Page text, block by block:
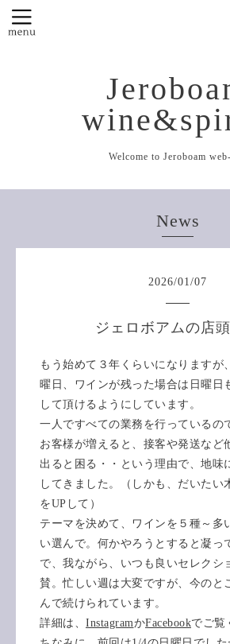
Welcome to Jeroboam
News
2026/01 /07
ジェロボアムの店
もう始めて３年くらいになりますが
曜日、ワインが残った場合は日曜日
して頂けるようにしています。
一人ですべての業務を行っているの
お客様が増えると、接客や発送など
出ると困る・・という理由で、地味
してきました。（しかも、だいたい
をUPして）
テーマを決めて、ワインを５種～多
い選んで。何かやろうとすると凝っ
で、我ながら、いつも良いセレクシ
賛。忙しい週は大変ですが、今のと
んで続けられています。
詳細は、 InstagramかFacebookでご覧